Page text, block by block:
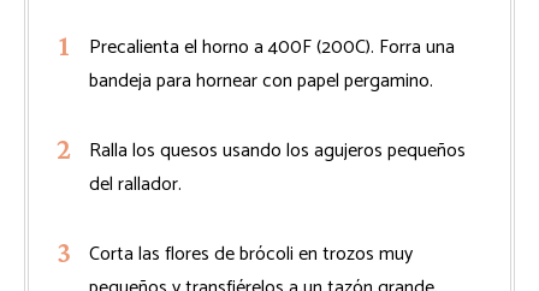
Precalienta el horno a 400F (200C). Forra una
bandeja para hornear con papel pergamino.
Ralla los quesos usando los agujeros pequeños
del rallador.
Corta las flores de brócoli en trozos muy